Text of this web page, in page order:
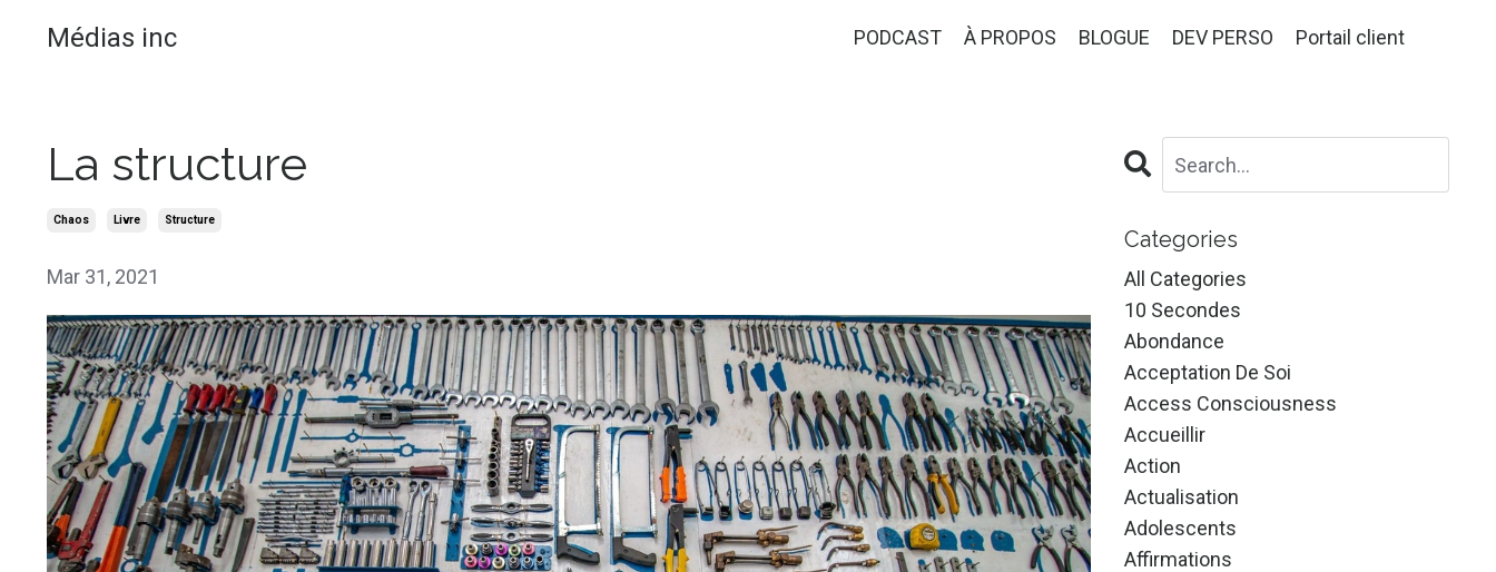
Médias inc PODCAST À PROPOS BLOGUE DEV PERSO Portail client
La structure
Chaos Livre Structure
Mar 31, 2021
Categories
All Categories
10 Secondes
Abondance
Acceptation De Soi
Access Consciousness
Accueillir
Action
Actualisation
Adolescents
Affirmations